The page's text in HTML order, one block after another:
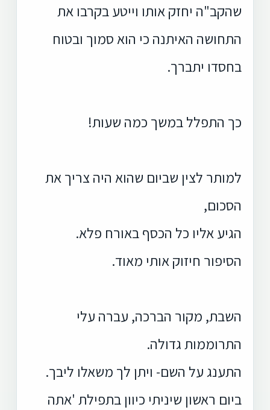
שהקב"ה יחזק אותו וייטע בקרבו את
התחושה האיתנה כי הוא סמוך ובטוח
בחסדו יתברך.
כך התפלל במשך כמה שעות!
למותר לצין שביום שהוא היה צריך את
הסכום,
הגיע אליו כל הכסף באורח פלא.
הסיפור חיזוק אותי מאוד.
השבת, מקור הברכה, עברה עלי
התרוממות גדולה.
התענג על השם- ויתן לך משאלו ליבך.
ביום ראשון שיניתי כיוון בתפילת 'אתה